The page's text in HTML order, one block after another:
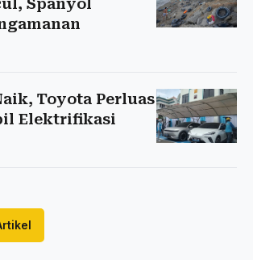
Toyota Perluas
Elektrifikasi